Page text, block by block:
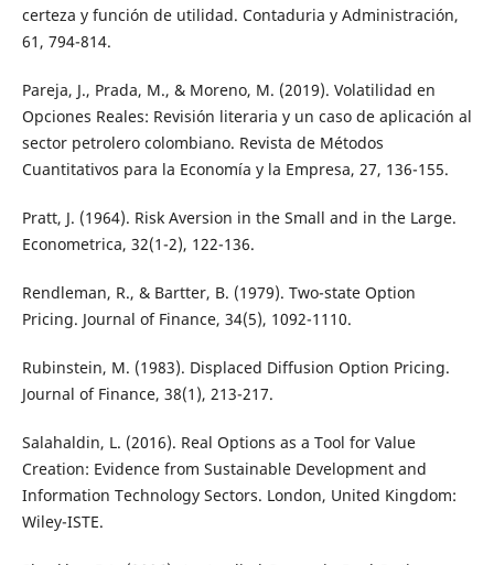
certeza y función de utilidad. Contaduria y Administración,
61, 794-814.
Pareja, J., Prada, M., & Moreno, M. (2019). Volatilidad en
Opciones Reales: Revisión literaria y un caso de aplicación al
sector petrolero colombiano. Revista de Métodos
Cuantitativos para la Economía y la Empresa, 27, 136-155.
Pratt, J. (1964). Risk Aversion in the Small and in the Large.
Econometrica, 32(1-2), 122-136.
Rendleman, R., & Bartter, B. (1979). Two-state Option
Pricing. Journal of Finance, 34(5), 1092-1110.
Rubinstein, M. (1983). Displaced Diffusion Option Pricing.
Journal of Finance, 38(1), 213-217.
Salahaldin, L. (2016). Real Options as a Tool for Value
Creation: Evidence from Sustainable Development and
Information Technology Sectors. London, United Kingdom:
Wiley-ISTE.